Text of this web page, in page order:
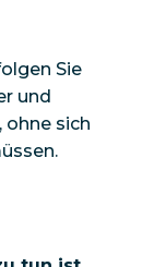
Sie
und
sich